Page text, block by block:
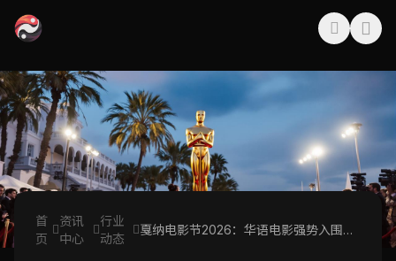
首
页
资讯
中心
行业
动态
戛纳电影节2026：华语电影强势入围，